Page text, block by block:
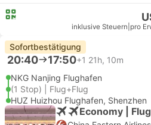
inklusive Steuern pro
Sofortbestätigung
20:40 17:50+1 21h, 10m
NKG Nanjing Flughafen
(1 Stop) | Flug+Flug
HUZ Huizhou Flughafen, Shenzhen
Economy |